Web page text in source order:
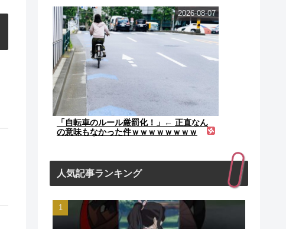
「自転車のルール厳罰化！」← 正直なん
の意味もなかった件ｗｗｗｗｗｗｗｗ
2026-08-07
人気記事ランキング